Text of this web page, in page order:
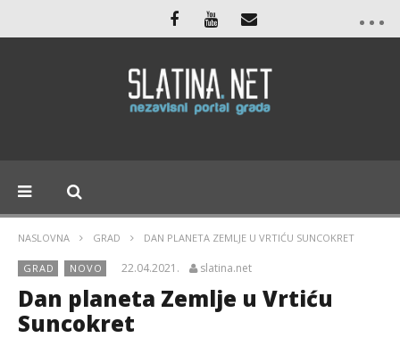
NASLOVNA GRAD DAN PLANETA ZEMLJE U VRTIĆU SUNCOKRET
GRAD NOVO 22.04.2021. slatina.net
Dan planeta Zemlje u Vrtiću
Suncokret